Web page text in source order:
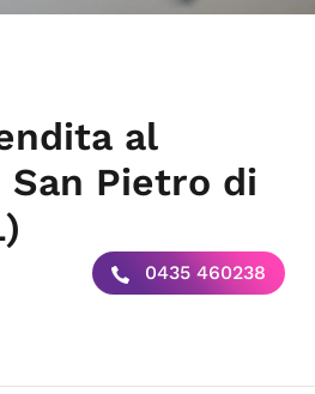
al
Pietro di
0435 460238